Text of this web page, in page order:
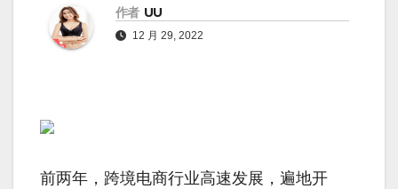
作者 UU
12 月 29, 2022
前两年，跨境电商行业高速发展，遍地开